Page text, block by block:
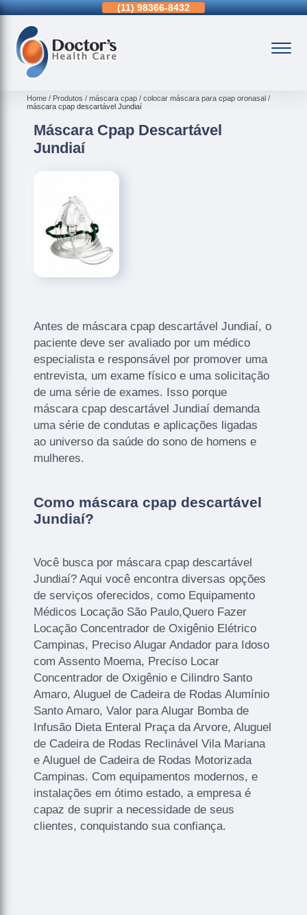
3963-0036 (11) 98366-8432 (15)3326-9334
Home Produtos máscara cpap
colocar máscara para cpap oronasal
máscara cpap descartável Jundiaí
Máscara Cpap Descartável
Jundiaí
Antes de máscara cpap descartável Jundiaí, o
paciente deve ser avaliado por um médico
especialista e responsável por promover uma
entrevista, um exame físico e uma solicitação
de uma série de exames. Isso porque
máscara cpap descartável Jundiaí demanda
uma série de condutas e aplicações ligadas
ao universo da saúde do sono de homens e
mulheres.
Como máscara cpap descartável
Jundiaí?
Você busca por máscara cpap descartável
Jundiaí? Aqui você encontra diversas opções
de serviços oferecidos, como Equipamento
Médicos Locação São Paulo,Quero Fazer
Locação Concentrador de Oxigênio Elétrico
Campinas, Preciso Alugar Andador para Idoso
com Assento Moema, Preciso Locar
Concentrador de Oxigênio e Cilindro Santo
Amaro, Aluguel de Cadeira de Rodas Alumínio
Santo Amaro, Valor para Alugar Bomba de
Infusão Dieta Enteral Praça da Arvore, Aluguel
de Cadeira de Rodas Reclinável Vila Mariana
e Aluguel de Cadeira de Rodas Motorizada
Campinas. Com equipamentos modernos, e
instalações em ótimo estado, a empresa é
capaz de suprir a necessidade de seus
clientes, conquistando sua confiança.